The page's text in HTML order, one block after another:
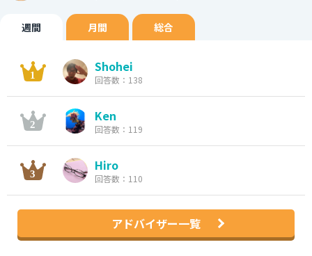
週間 月間 総合
Shohei
回答数：138
Ken
回答数：119
Hiro
回答数：110
アドバイザー一覧